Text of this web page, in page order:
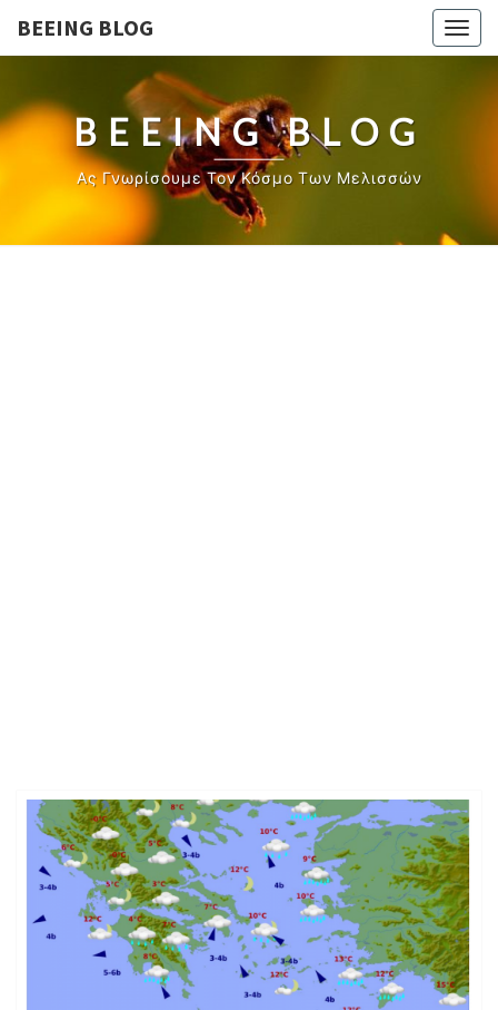
BEEING BLOG
BEEING BLOG
Ας Γνωρίσουμε Τον Κόσμο Των Μελισσών